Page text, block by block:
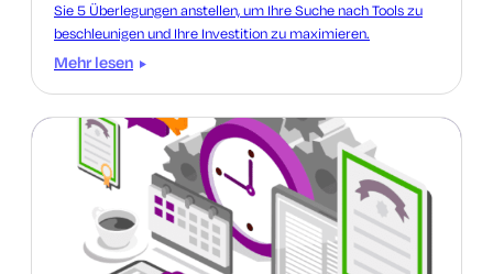
Sie 5 Überlegungen anstellen, um Ihre Suche nach Tools zu
beschleunigen und Ihre Investition zu maximieren.
Mehr lesen